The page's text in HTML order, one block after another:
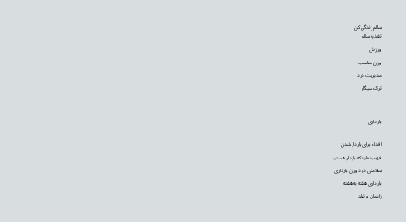
بارداری
اقدام برای باردار شدن
فهمیده‌اید که باردار هستید
سلامتی در دوران بارداری
بارداری هفته به هفته
زایمان و تولد
سالم زندگی کن
تغذیه سالم
ورزش
وزن مناسب
مدیریت درد
ترک سیگار